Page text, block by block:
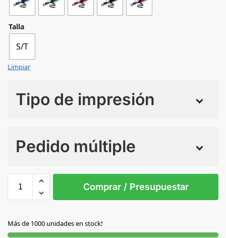
Talla
S/T
Limpiar
Tipo de impresión
Pedido múltiple
FUCSIA
Comprar / Presupuestar
Más de 1000 unidades en stock!